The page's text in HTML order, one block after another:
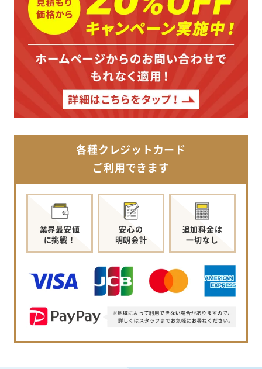
各種クレジットカード
ご利用できます
業界最安値
に挑戦！
安心の
明朗会計
追加料金は
一切なし